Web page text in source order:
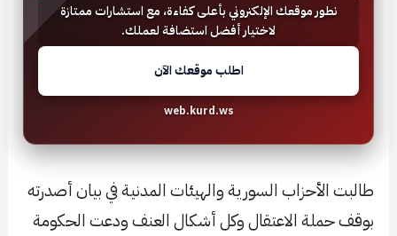
نطور موقعك الإلكتروني بأعلى كفاءة، مع استشارات ممتازة
لاختيار أفضل استضافة لعملك.
اطلب موقعك الآن
web.kurd.ws
طالبت الأحزاب السورية والهيئات المدنية في بيان أصدرته
بوقف حملة الاعتقال وكل أشكال العنف ودعت الحكومة